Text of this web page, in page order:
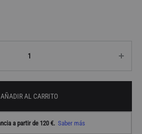
AÑADIR AL CARRITO